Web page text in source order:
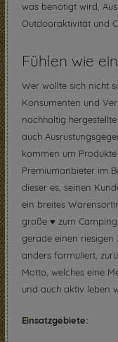
was benötigt wird,
Outdooraktivität und
Fühlen wie
Wer wollte sich nicht
Konsumenten und
nachhaltig
auch
kommen um
Premiumanbieter im
dieser es, seinen
ein breites
große ♥ zum
gerade einen riesigen
anders formuliert,
Motto, welches eine
und auch aktiv leben
Einsatzgebiete: